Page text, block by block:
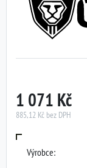
1 071 Kč
885,12 Kč bez DPH
Výrobce: